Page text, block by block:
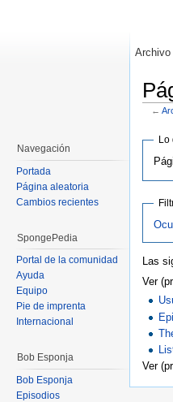
←
Lo
Las
Ver
Ver
Archivo
Navegación
Portada
Página aleatoria
Cambios recientes
SpongePedia
Portal de la comunidad
Ayuda
Equipo
Pie de imprenta
Internacional
Bob Esponja
Bob Esponja
Episodios